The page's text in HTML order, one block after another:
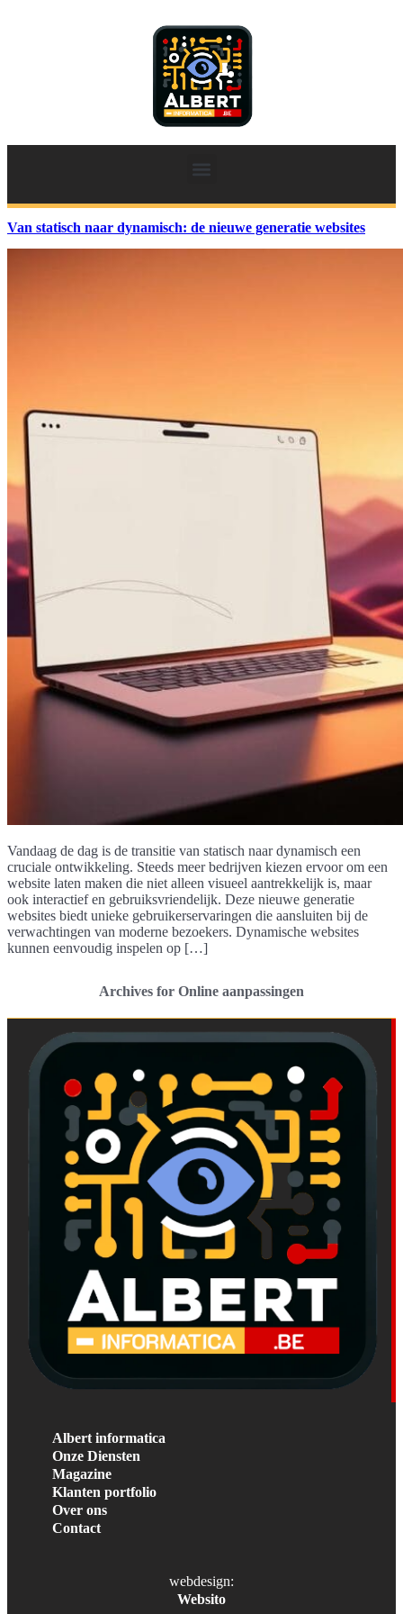
Van statisch naar dynamisch: de nieuwe generatie websites
Vandaag de dag is de transitie van statisch naar dynamisch een
cruciale ontwikkeling. Steeds meer bedrijven kiezen ervoor om een
website laten maken die niet alleen visueel aantrekkelijk is, maar
ook interactief en gebruiksvriendelijk. Deze nieuwe generatie
websites biedt unieke gebruikerservaringen die aansluiten bij de
verwachtingen van moderne bezoekers. Dynamische websites
kunnen eenvoudig inspelen op […]
Archives for Online aanpassingen
Albert informatica
Onze Diensten
Magazine
Klanten portfolio
Over ons
Contact
webdesign:
Websito